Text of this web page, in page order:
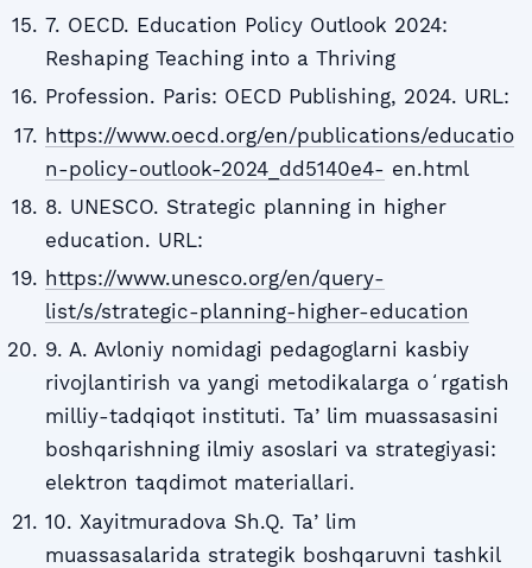
7. OECD. Education Policy Outlook 2024:
Reshaping Teaching into a Thriving
Profession. Paris: OECD Publishing, 2024. URL:
https://www.oecd.org/en/publications/educatio
n-policy-outlook-2024_dd5140e4- en.html
8. UNESCO. Strategic planning in higher
education. URL:
https://www.unesco.org/en/query-
list/s/strategic-planning-higher-education
9. A. Avloniy nomidagi pedagoglarni kasbiy
rivojlantirish va yangi metodikalarga oʻrgatish
milliy-tadqiqot instituti. Taʼlim muassasasini
boshqarishning ilmiy asoslari va strategiyasi:
elektron taqdimot materiallari.
10. Xayitmuradova Sh.Q. Taʼlim
muassasalarida strategik boshqaruvni tashkil